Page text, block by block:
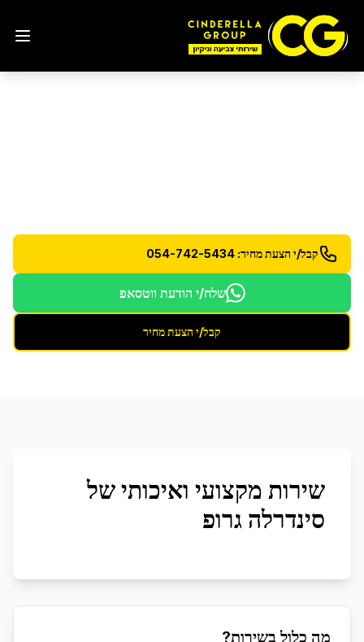
קבל/י הצעת מחיר: 054-742-5434
שלח/י הודעת ווטסאפ
קבל/י הצעת מחיר
שירות מקצועי ואיכותי של
סינדרלה גרופ
מה כלול בשירות?